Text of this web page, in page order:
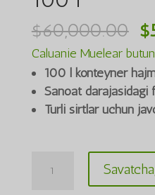
$60,000.00 $
Caluanie Muelear
100 l konteyner
Sanoat darajasidagi
Turli sirtlar uchun